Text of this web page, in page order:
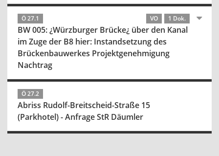
Ö 27.1 VO 1 Dok.
BW 005: ¿Würzburger Brücke¿ über den Kanal
im Zuge der B8 hier: Instandsetzung des
Brückenbauwerkes Projektgenehmigung
Nachtrag
Ö 27.2
Abriss Rudolf-Breitscheid-Straße 15
(Parkhotel) - Anfrage StR Däumler